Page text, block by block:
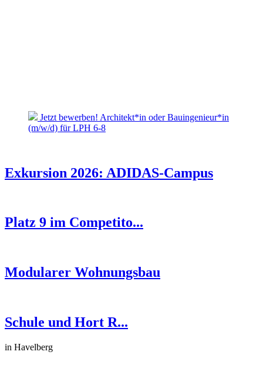
Jetzt bewerben! Architekt*in oder Bauingenieur*in
(m/w/d) für LPH 6-8
Exkursion 2026: ADIDAS-Campus
Platz 9 im Competito...
Modularer Wohnungsbau
Schule und Hort R...
in Havelberg